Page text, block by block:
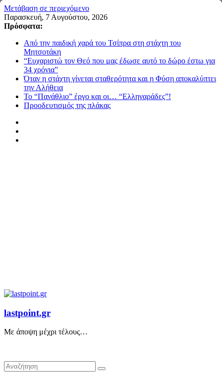
Μετάβαση σε περιεχόμενο
Παρασκευή, 7 Αυγούστου, 2026
Πρόσφατα:
Από την παιδική χαρά του Τσίπρα στη στάχτη του
Μητσοτάκη
“Ευχαριστώ τον Θεό που μας έδωσε αυτό το δώρο έστω για
34 χρόνια”
Όταν η στάχτη γίνεται σταθερότητα και η Φύση αποκαλύπτει
την Αλήθεια
Το “Πανάθλιο” έργο και οι… “Ελληναράδες”!
Προοδευτισμός της πλάκας
lastpoint.gr
Με άποψη μέχρι τέλους…